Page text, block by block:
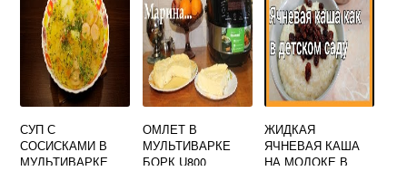
СУП С
СОСИСКАМИ В
МУЛЬТИВАРКЕ
ОМЛЕТ В
МУЛЬТИВАРКЕ
БОРК U800
ЖИДКАЯ
ЯЧНЕВАЯ КАША
НА МОЛОКЕ В